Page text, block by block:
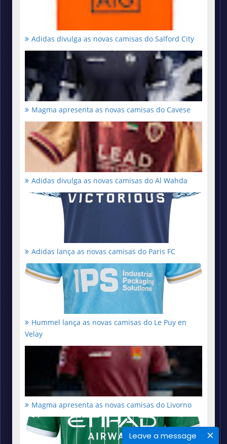
Leave a message
Adidas divulga as novas camisas do Salford City
Magma apresenta as novas camisas do Cavese
Adidas divulga as novas camisas do Al Wahda
Adidas lança as novas camisas do Paris FC
Hummel lança as novas camisas do Le Puy en
Velay
Magma apresenta as novas camisas do Livorno